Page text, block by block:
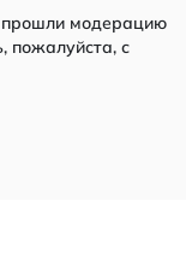
модерацию
пожалуйста, с